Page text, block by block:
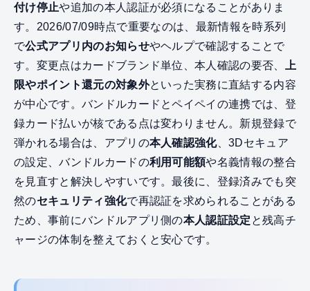
付け停止や追加の本人認証が必須になることがありま
す。2026/07/09時点で重要なのは、最新情報を時系列
で公式アプリ内のお知らせやヘルプで確認することで
す。変更点はカードブランド単位、本人確認の要否、
上
限やポイント還元の対象外といった実務に直結する内容
が中心です。バンドルカードとペイペイの連携では、登
録カード払いが核である点は変わりません。新規登録で
弾かれる場合は、アプリの本人確認強化、3Dセキュア
の設定、バンドルカードの利用可能額や名義情報の整合
を見直すと解決しやすいです。最後に、登録済みでも突
然のセキュリティ強化で再認証を求められることがある
ため、事前にバンドルアプリ側の本人認証設定 と残高チ
ャージの体制を整えておくと安心です。